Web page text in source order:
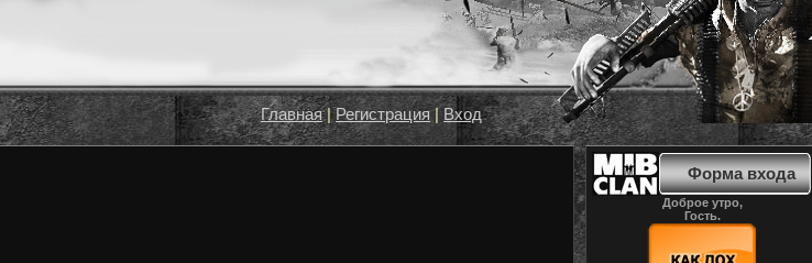
Главная|Регистрация|Вход
Форма входа
Доброе утро,
Гость.